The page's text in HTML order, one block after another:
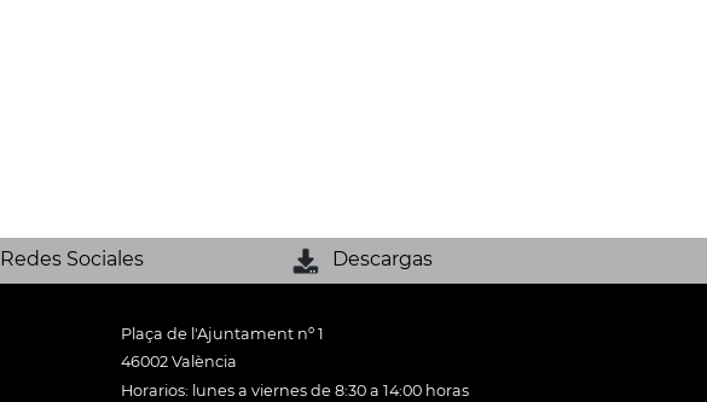
Redes Sociales Descargas
Plaça de l'Ajuntament nº 1
46002 València
Horarios: lunes a viernes de 8:30 a 14:00 horas